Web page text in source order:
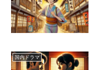
国内ドラマ